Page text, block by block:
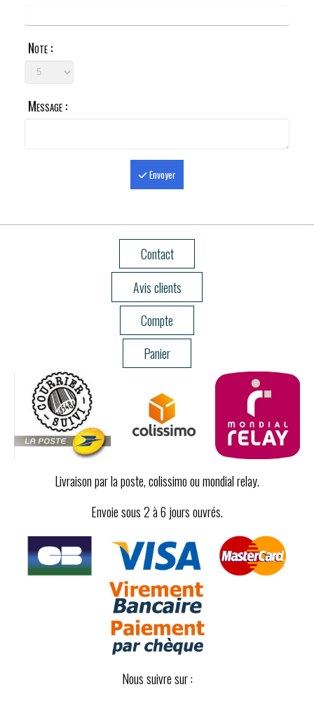
Note :
Message :
Envoyer
Contact
Avis clients
Compte
Panier
Livraison par la poste, colissimo ou mondial relay.
Envoie sous 2 à 6 jours ouvrés.
Nous suivre sur :